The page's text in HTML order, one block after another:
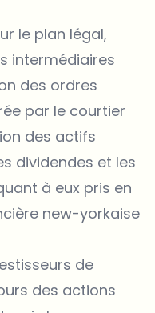
le plan légal,
intermédiaires
des ordres
par le courtier
des actifs
dividendes et les
à eux pris en
new-yorkaise
de
des actions